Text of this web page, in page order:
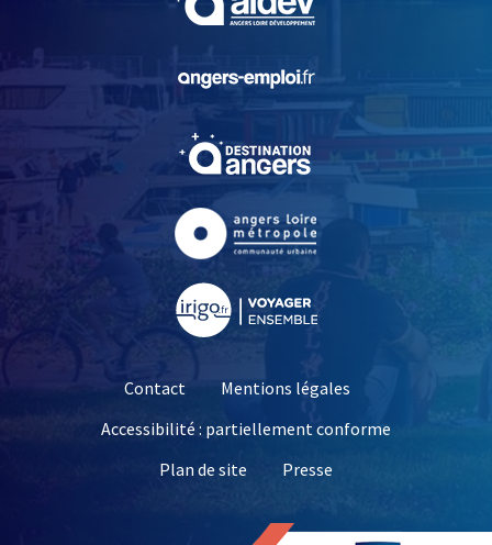
, Ouvre une nouvelle
, Ouvre une nouvelle
Contact
Mentions légales
Accessibilité : partiellement conforme
Plan de site
Presse